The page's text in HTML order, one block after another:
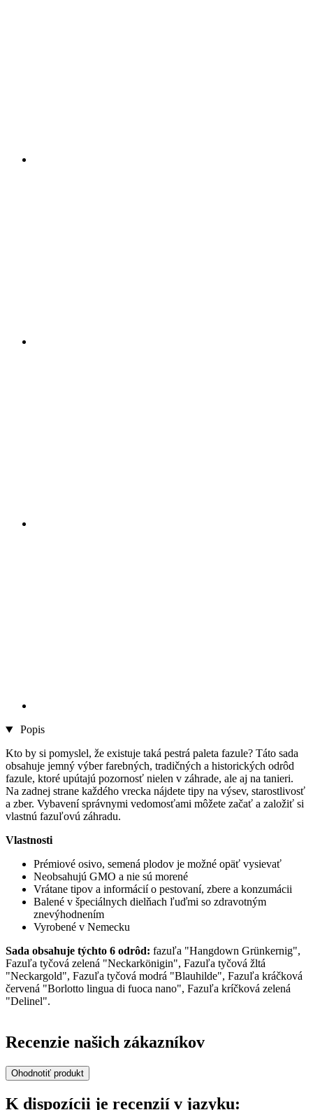
Popis
Kto by si pomyslel, že existuje taká pestrá paleta fazule? Táto sada
obsahuje jemný výber farebných, tradičných a historických odrôd
fazule, ktoré upútajú pozornosť nielen v záhrade, ale aj na tanieri.
Na zadnej strane každého vrecka nájdete tipy na výsev, starostlivosť
a zber. Vybavení správnymi vedomosťami môžete začať a založiť si
vlastnú fazuľovú záhradu.
Vlastnosti
Prémiové osivo, semená plodov je možné opäť vysievať
Neobsahujú GMO a nie sú morené
Vrátane tipov a informácií o pestovaní, zbere a konzumácii
Balené v špeciálnych dielňach ľuďmi so zdravotným
znevýhodnením
Vyrobené v Nemecku
Sada obsahuje týchto 6 odrôd: fazuľa "Hangdown Grünkernig",
Fazuľa tyčová zelená "Neckarkönigin", Fazuľa tyčová žltá
"Neckargold", Fazuľa tyčová modrá "Blauhilde", Fazuľa kráčková
červená "Borlotto lingua di fuoca nano", Fazuľa kríčková zelená
"Delinel".
Recenzie našich zákazníkov
Ohodnotiť produkt
K dispozícii je recenzií v jazyku: